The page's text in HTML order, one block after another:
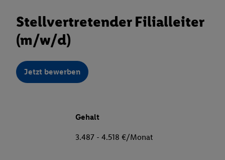
Stellvertretender Filialleiter
(m/w/d)
Jetzt bewerben
Gehalt
3.487 - 4.518 €/Monat